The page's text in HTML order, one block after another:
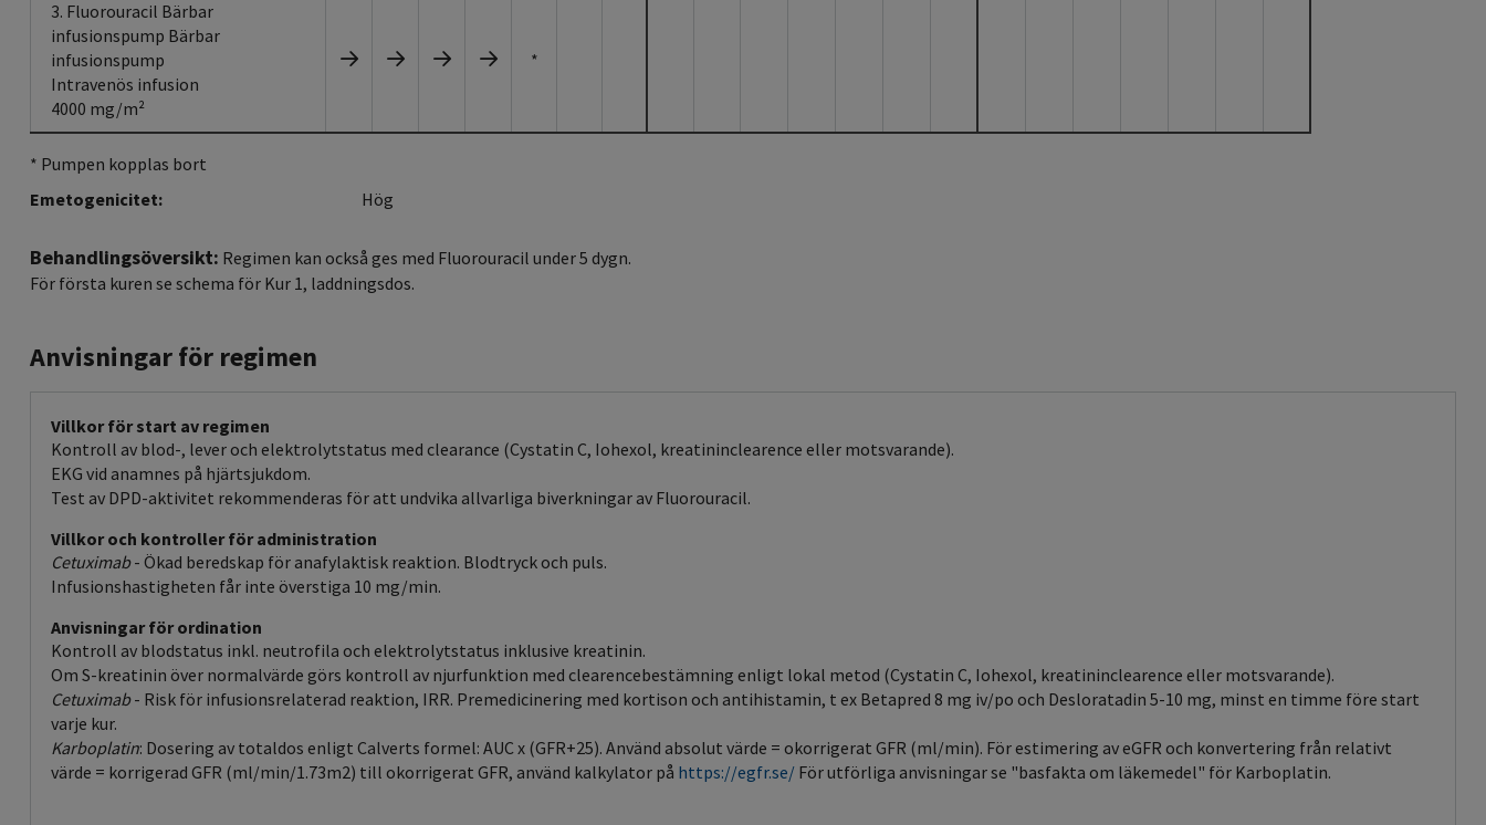
3. Fluorouracil Bärbar
infusionspump Bärbar
infusionspump
Intravenös infusion
4000 mg/m²
*
* Pumpen kopplas bort
Emetogenicitet:
Hög
Behandlingsöversikt: Regimen kan också ges med Fluorouracil under 5 dygn.
För första kuren se schema för Kur 1, laddningsdos.
Anvisningar för regimen
Villkor för start av regimen
Kontroll av blod-, lever och elektrolytstatus med clearance (Cystatin C, Iohexol, kreatininclearence eller motsvarande).
EKG vid anamnes på hjärtsjukdom.
Test av DPD-aktivitet rekommenderas för att undvika allvarliga biverkningar av Fluorouracil.
Villkor och kontroller för administration
Cetuximab- Ökad beredskap för anafylaktisk reaktion. Blodtryck och puls.
Infusionshastigheten får inte överstiga 10 mg/min.
Anvisningar för ordination
Kontroll av blodstatus inkl. neutrofila och elektrolytstatus inklusive kreatinin.
Om S-kreatinin över normalvärde görs kontroll av njurfunktion med clearencebestämning enligt lokal metod (Cystatin C, Iohexol, kreatininclearence eller motsvarande).
Cetuximab- Risk för infusionsrelaterad reaktion, IRR. Premedicinering med kortison och antihistamin, t ex Betapred 8 mg iv/po och Desloratadin 5-10 mg, minst en timme före start
varje kur.
Karboplatin: Dosering av totaldos enligt Calverts formel: AUC x (GFR+25). Använd absolut värde = okorrigerat GFR (ml/min). För estimering av eGFR och konvertering från relativt
värde = korrigerad GFR (ml/min/1.73m2) till okorrigerat GFR, använd kalkylator på https://egfr.se/ För utförliga anvisningar se "basfakta om läkemedel" för Karboplatin.